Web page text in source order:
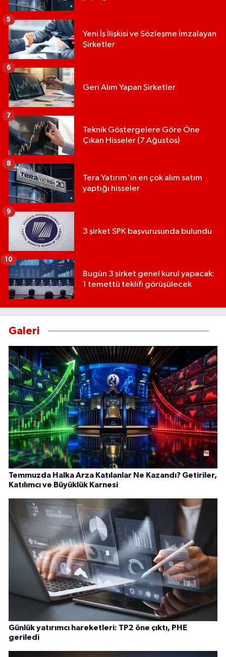
Yeni İş İlişkisi ve Sözleşme İmzalayan
Şirketler
5
Geri Alım Yapan Şirketler
6
Teknik Göstergelere Göre Öne
Çıkan Hisseler (7 Ağustos)
7
Tera Yatırım'ın en çok alım satım
yaptığı hisseler
8
3 şirket SPK başvurusunda bulundu
9
Bugün 3 şirket genel kurul yapacak:
1 temettü teklifi görüşülecek
10
Galeri
Temmuzda Halka Arza Katılanlar Ne Kazandı? Getiriler,
Katılımcı ve Büyüklük Karnesi
Günlük yatırımcı hareketleri: TP2 öne çıktı, PHE
geriledi